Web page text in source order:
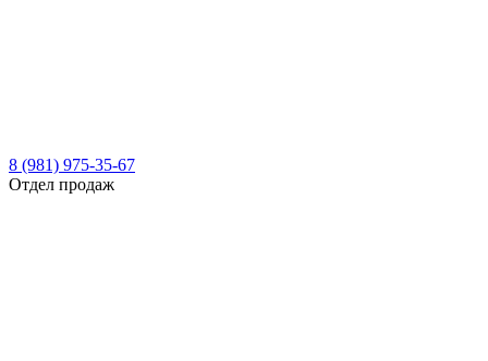
8 (981) 975-35-67
Отдел продаж